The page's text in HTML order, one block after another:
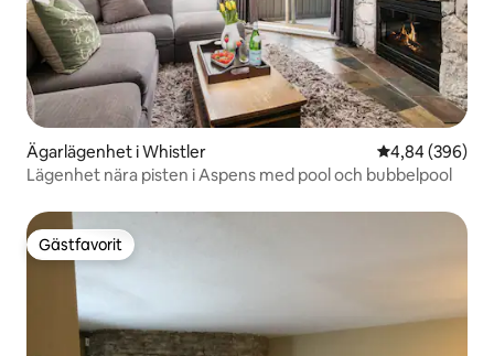
Ägarlägenhet i Whistler 4,84 av 5 i
4,84 (396)
Lägenhet nära pisten i Aspens med pool och bubbelpool
Gästfavorit
Gästfavorit